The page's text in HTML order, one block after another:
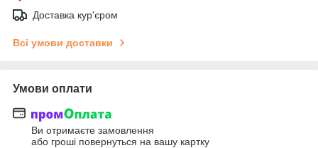
Доставка кур'єром
Всі умови доставки
Умови оплати
Ви отримаєте замовлення
або гроші повернуться на вашу картку